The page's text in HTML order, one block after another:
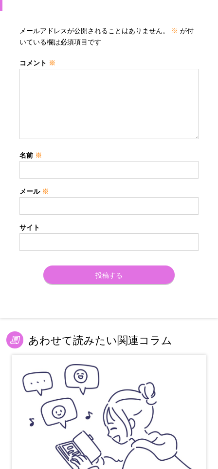
メールアドレスが公開されることはありません。 ※ が付
いている欄は必須項目です
コメント ※
名前 ※
メール ※
サイト
あわせて読みたい関連コラム